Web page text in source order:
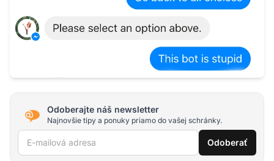
Odoberajte náš newsletter
Najnovšie tipy a ponuky priamo do vašej schránky.
E-mailová adresa Odoberať